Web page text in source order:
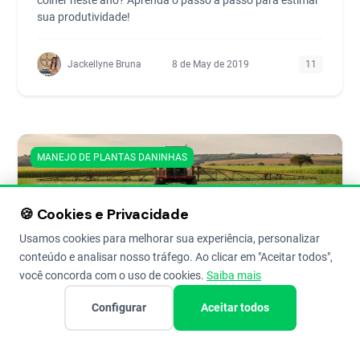
sua produtividade!
Jackellyne Bruna 8 de May de 2019 11
MANEJO DE PLANTAS DANINHAS
Capim-amargoso: como fazer o
🍪 Cookies e Privacidade
Usamos cookies para melhorar sua experiência, personalizar
conteúdo e analisar nosso tráfego. Ao clicar em "Aceitar todos",
você concorda com o uso de cookies. Saiba mais
Configurar Aceitar todos